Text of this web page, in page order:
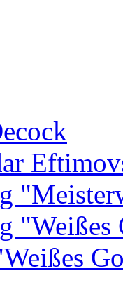
"Weißes